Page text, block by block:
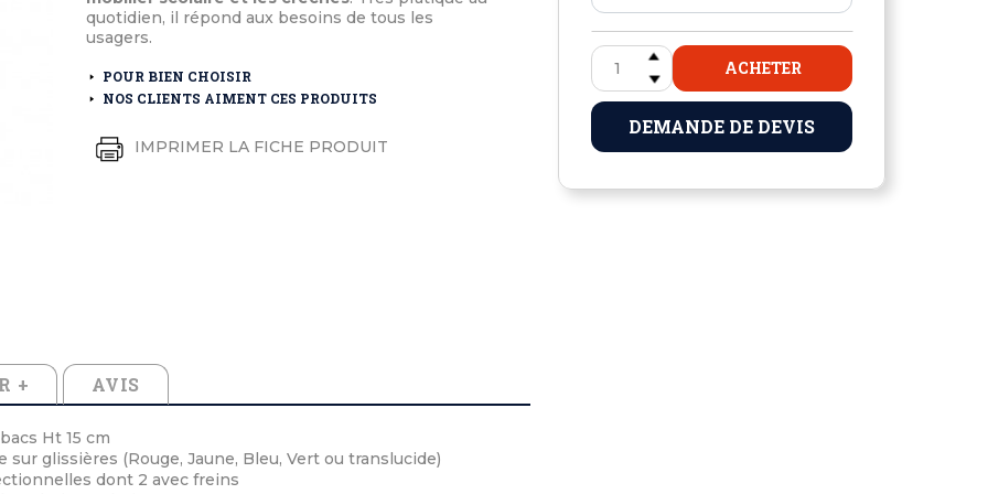
extérieurs
extérieurs
et médaille d'honneur
fanion
cérémonies
quotidien, il répond aux besoins de tous les
usagers.
POUR BIEN CHOISIR
NOS CLIENTS AIMENT CES PRODUITS
IMPRIMER LA FICHE PRODUIT
+ AVIS
Ht 15 cm
sur glissières (Rouge, Jaune, Bleu, Vert ou translucide)
dont 2 avec freins
ACHETER
DEMANDE DE DEVIS